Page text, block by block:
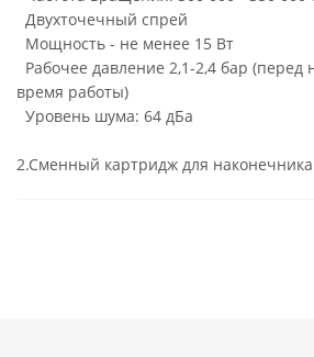
Двухточечный спрей
Мощность - не менее 15 Вт
Рабочее давление 2,1-2,4 бар (перед
время работы)
Уровень шума: 64 дБа
2.Сменный картридж для